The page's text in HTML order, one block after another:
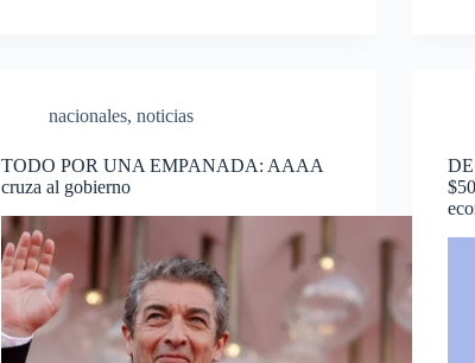
nacionales, noticias
TODO POR UNA EMPANADA: AAAA
cruza al gobierno